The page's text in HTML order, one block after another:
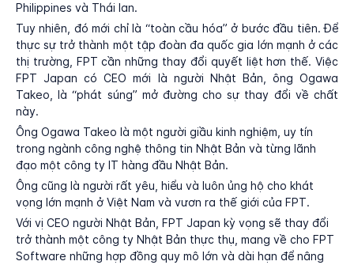
Philippines và Thái lan.
Tuy nhiên, đó mới chỉ là “toàn cầu hóa” ở bước đầu tiên. Để
thực sự trở thành một tập đoàn đa quốc gia lớn mạnh ở các
thị trường, FPT cần những thay đổi quyết liệt hơn thế. Việc
FPT Japan có CEO mới là người Nhật Bản, ông Ogawa
Takeo, là “phát súng” mở đường cho sự thay đổi về chất
này.
Ông Ogawa Takeo là một người giầu kinh nghiệm, uy tín
trong ngành công nghệ thông tin Nhật Bản và từng lãnh
đạo một công ty IT hàng đầu Nhật Bản.
Ông cũng là người rất yêu, hiểu và luôn ủng hộ cho khát
vọng lớn mạnh ở Việt Nam và vươn ra thế giới của FPT.
Với vị CEO người Nhật Bản, FPT Japan kỳ vọng sẽ thay đổi
trở thành một công ty Nhật Bản thực thụ, mang về cho FPT
Software những hợp đồng quy mô lớn và dài hạn để nâng